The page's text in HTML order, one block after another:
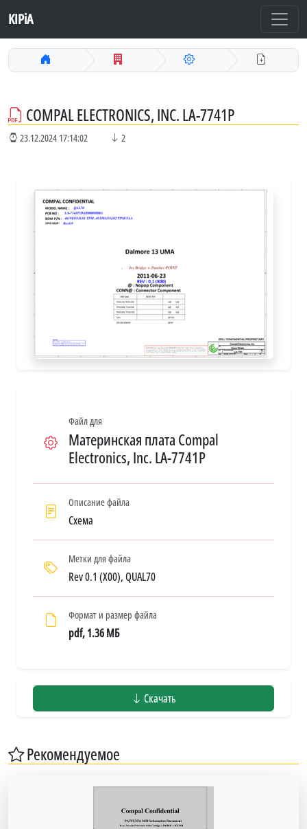
KIPiA
COMPAL ELECTRONICS, INC. LA-7741P
23.12.2024 17:14:02 2
Файл для
Материнская плата Compal
Electronics, Inc. LA-7741P
Описание файла
Схема
Метки для файла
Rev 0.1 (X00), QUAL70
Формат и размер файла
pdf, 1.36 МБ
Скачать
Рекомендуемое